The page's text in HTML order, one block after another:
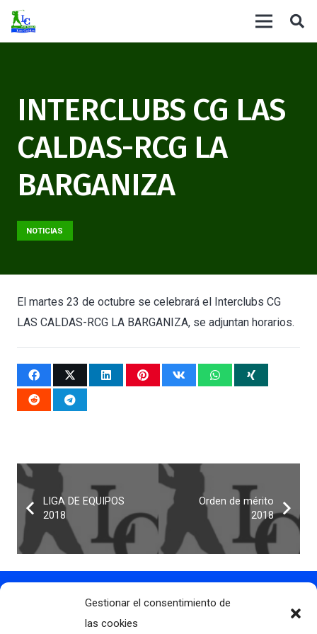
Gestionar el consentimiento de
las cookies
INTERCLUBS CG LAS
CALDAS-RCG LA
BARGANIZA
NOTICIAS
El martes 23 de octubre se celebrará el Interclubs CG
LAS CALDAS-RCG LA BARGANIZA, se adjuntan horarios.
LIGA DE EQUIPOS
2018
Orden de mérito
2018
Contacto
info@clubdegolflascaldas.com